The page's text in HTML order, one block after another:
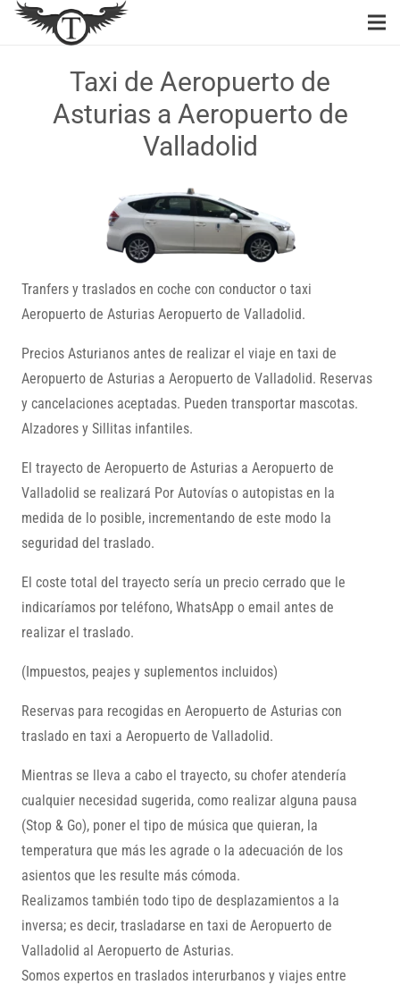
Taxi de Aeropuerto de
Asturias a Aeropuerto de
Valladolid
Tranfers y traslados en coche con conductor o taxi
Aeropuerto de Asturias Aeropuerto de Valladolid.
Precios Asturianos antes de realizar el viaje en taxi de
Aeropuerto de Asturias a Aeropuerto de Valladolid. Reservas
y cancelaciones aceptadas. Pueden transportar mascotas.
Alzadores y Sillitas infantiles.
El trayecto de Aeropuerto de Asturias a Aeropuerto de
Valladolid se realizará Por Autovías o autopistas en la
medida de lo posible, incrementando de este modo la
seguridad del traslado.
El coste total del trayecto sería un precio cerrado que le
indicaríamos por teléfono, WhatsApp o email antes de
realizar el traslado.
(Impuestos, peajes y suplementos incluidos)
Reservas para recogidas en Aeropuerto de Asturias con
traslado en taxi a Aeropuerto de Valladolid.
Mientras se lleva a cabo el trayecto, su chofer atendería
cualquier necesidad sugerida, como realizar alguna pausa
(Stop & Go), poner el tipo de música que quieran, la
temperatura que más les agrade o la adecuación de los
asientos que les resulte más cómoda.
Realizamos también todo tipo de desplazamientos a la
inversa; es decir, trasladarse en taxi de Aeropuerto de
Valladolid al Aeropuerto de Asturias.
Somos expertos en traslados interurbanos y viajes entre